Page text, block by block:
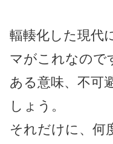
輻輳化した現代
マがこれなので
ある意味、不可
しょう。
それだけに、何